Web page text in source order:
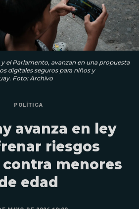
el Parlamento, avanzan en una propuesta
digitales seguros para niños y
Foto: Archivo
POLÍTICA
avanza en ley
riesgos
menores
edad